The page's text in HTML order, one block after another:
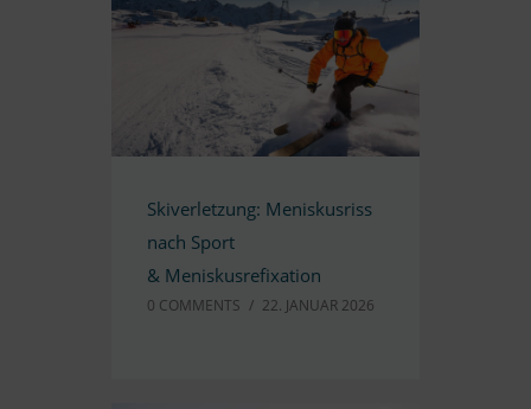
Ski­ver­let­zung: Me­nis­kus­riss
nach Sport
& Meniskusrefixation
0 COMM­ENTS / 22. JA­NUAR 2026